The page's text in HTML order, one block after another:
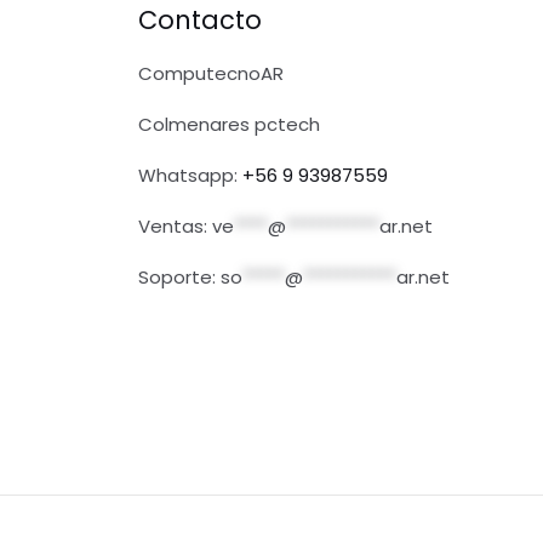
Contacto
ComputecnoAR
Colmenares pctech
Whatsapp: +56 9 93987559
Ventas: ve @
ar.net
Soporte: so @ ar.net